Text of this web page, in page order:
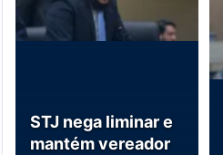
STJ nega liminar e
mantém vereador